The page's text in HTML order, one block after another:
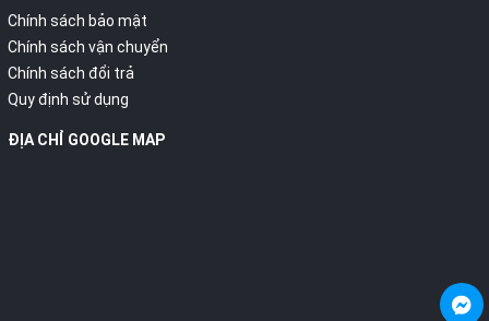
Chính sách bảo mật
Chính sách vận chuyển
Chính sách đổi trả
Quy định sử dụng
ĐỊA CHỈ GOOGLE MAP